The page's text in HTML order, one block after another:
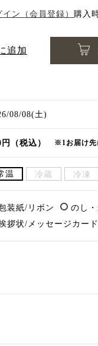
イン（会員登録） 購入
追加
08/08(土)
（税込） ※1お届け先
温 冷蔵 冷凍
装紙/リボン
のし
拶状/メッセージカード